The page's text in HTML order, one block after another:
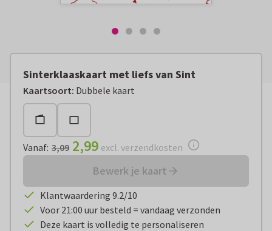
Sinterklaaskaart met liefs van Sint
Kaartsoort: Dubbele kaart
Vanaf: € 2,99 excl. verzendkosten
Vanaf: 3,09 2,99 excl. verzendkosten
Bewerk je kaart
Klantwaardering 9.2/10
Voor 21:00 uur besteld = vandaag verzonden
Deze kaart is volledig te personaliseren